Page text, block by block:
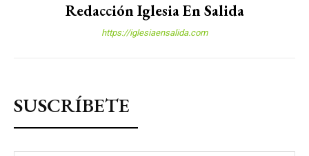
Redacción Iglesia En Salida
https://iglesiaensalida.com
SUSCRÍBETE